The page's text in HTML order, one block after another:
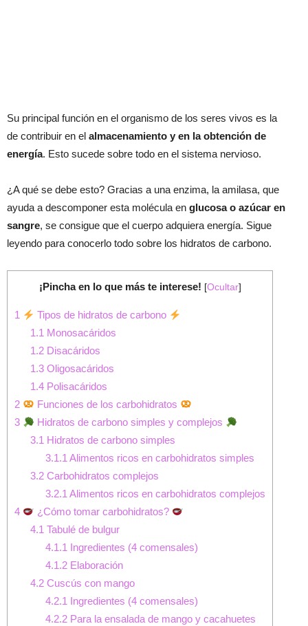
Su principal función en el organismo de los seres vivos es la
de contribuir en el almacenamiento y en la obtención de
energía. Esto sucede sobre todo en el sistema nervioso.
¿A qué se debe esto? Gracias a una enzima, la amilasa, que
ayuda a descomponer esta molécula en glucosa o azúcar en
sangre, se consigue que el cuerpo adquiera energía. Sigue
leyendo para conocerlo todo sobre los hidratos de carbono.
¡Pincha en lo que más te interese! [Ocultar]
1
Tipos de hidratos de carbono
1.1 Monosacáridos
1.2Disacáridos
1.3Oligosacáridos
1.4Polisacáridos
2
Funciones de los carbohidratos
3
Hidratos de carbono simples y complejos
3.1 Hidratos de carbono simples
3.1.1 Alimentos ricos en carbohidratos simples
3.2Carbohidratos complejos
3.2.1 Alimentos ricos en carbohidratos complejos
4
¿Cómo tomar carbohidratos?
4.1 Tabulé de bulgur
4.1.1 Ingredientes (4 comensales)
4.1.2 Elaboración
4.2Cuscús con mango
4.2.1 Ingredientes (4 comensales)
4.2.2 Para la ensalada de mango y cacahuetes